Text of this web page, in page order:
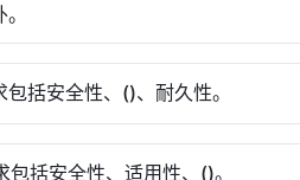
括安全性、()、耐久性。
括安全性、适用性、()。